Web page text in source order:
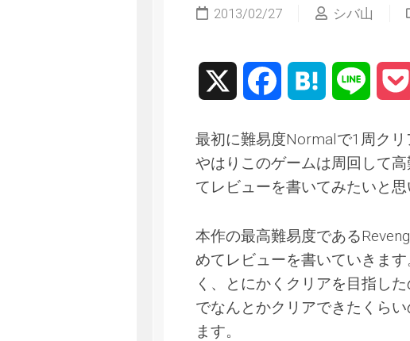
2013/02/27 シバ山
FacebookHatena Line
最初に難易度Normalで1周クリ
やはりこのゲームは周回して
てレビューを書いてみたいと思
本作の最高難易度である
めてレビューを書いていきま
く、とにかくクリアを目指し
でなんとかクリアできたくら
ます。